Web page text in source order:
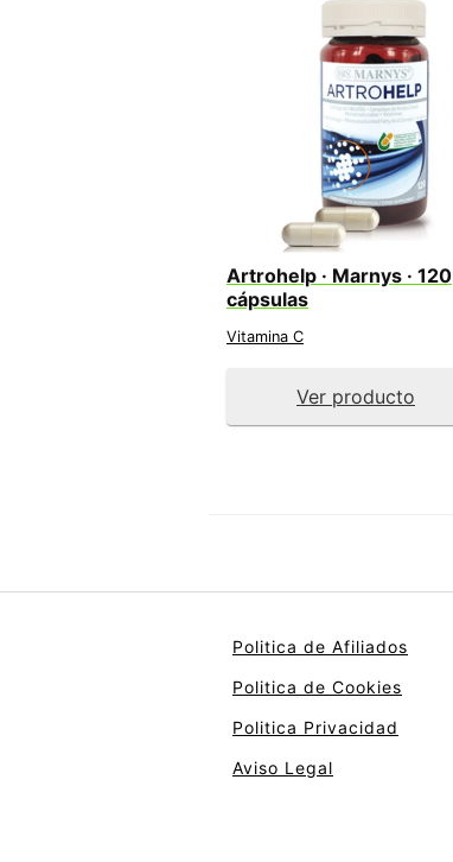
Artrohelp · Marnys · 120
cápsulas
Vitamina C
Ver producto
Politica de Afiliados
Politica de Cookies
Politica Privacidad
Aviso Legal